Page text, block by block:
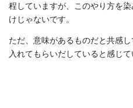
程していますが、このやり方を
けじゃないです。
ただ、意味があるものだと共感
入れてもらいだしていると感じて